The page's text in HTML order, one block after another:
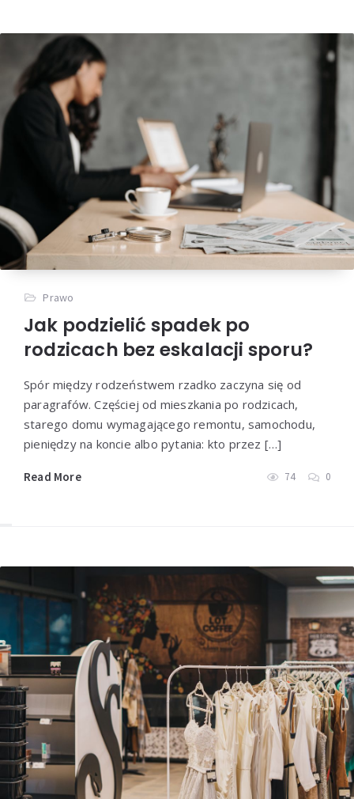
Prawo
Jak podzielić spadek po
rodzicach bez eskalacji sporu?
Spór między rodzeństwem rzadko zaczyna się od
paragrafów. Częściej od mieszkania po rodzicach,
starego domu wymagającego remontu, samochodu,
pieniędzy na koncie albo pytania: kto przez […]
Read More 74 0